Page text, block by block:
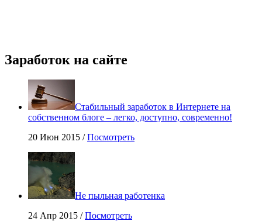
Заработок на сайте
Стабильный заработок в Интернете на
собственном блоге – легко, доступно, современно!
20 Июн 2015 /Посмотреть
Не пыльная работенка
24 Апр 2015 /Посмотреть